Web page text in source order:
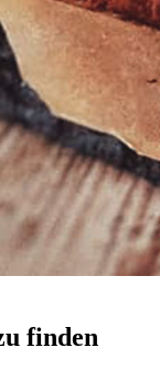
finden